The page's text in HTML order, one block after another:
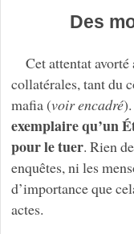
Des
Cet attentat
collatérales, tant du
mafia (voir encadré).
exemplaire qu’un
pour le tuer. Rien
enquêtes, ni les
d’importance que
actes.